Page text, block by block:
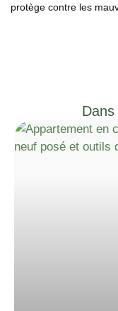
protège contre les